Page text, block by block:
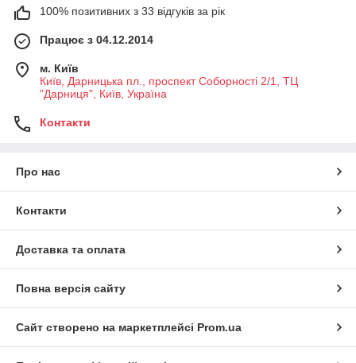
100% позитивних з 33 відгуків за рік
Працює з 04.12.2014
м. Київ
Київ, Дарницька пл., проспект Соборності 2/1, ТЦ
"Дарниця", Київ, Україна
Контакти
Про нас
Контакти
Доставка та оплата
Повна версія сайту
Сайт створено на маркетплейсі Prom.ua